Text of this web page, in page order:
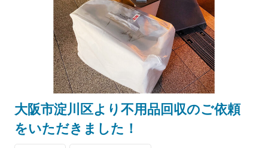
大阪市淀川区より不用品回収のご依頼
をいただきました！